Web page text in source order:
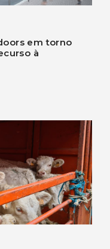
em torno
à